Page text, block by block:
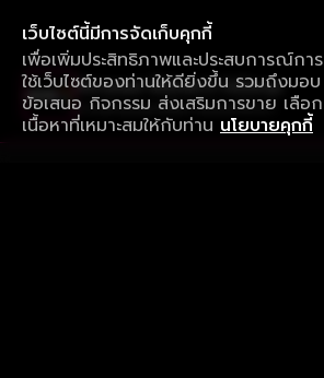
เว็บไซต์นี้มีการจัดเก็บคุกกี้
เพื่อเพิ่มประสิทธิภาพและประสบการณ์การ
ใช้เว็บไซต์ของท่านให้ดียิ่งขึ้น รวมถึงมอบ
ข้อเสนอ กิจกรรม ส่งเสริมการขาย เลือก
เนื้อหาที่เหมาะสมให้กับท่าน นโยบายคุกกี้
ใช้งานแอป ลื่นไหลกว่า ไม่มีสะดุด
ดาวน์โหลดแอปเพื่อการรับชมที่ดีกว่า